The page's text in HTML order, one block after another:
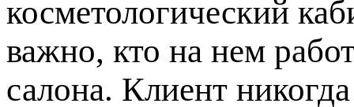
косметологический
важно, кто на нем
салона. Клиент